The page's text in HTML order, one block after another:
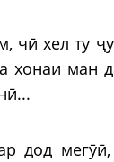
чӣ хел ту
хонаи ман
дод